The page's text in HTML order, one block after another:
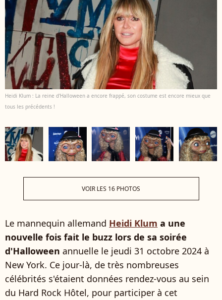
Heidi Klum : La reine d'Halloween a encore frappé, son costume est encore mieux que
tous les précédents !
VOIR LES 16 PHOTOS
Le mannequin allemand Heidi Klum a une
nouvelle fois fait le buzz lors de sa soirée
d'Halloween annuelle le jeudi 31 octobre 2024 à
New York. Ce jour-là, de très nombreuses
célébrités s'étaient données rendez-vous au sein
du Hard Rock Hôtel, pour participer à cet